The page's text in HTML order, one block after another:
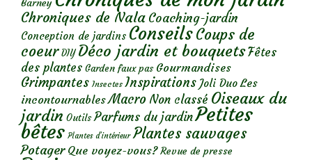
Barney
Chroniques de Nala Coaching-jardin
Conception de jardins ConseilsCoups de
coeur DIY Déco jardin et bouquetsFêtes
des plantes Garden faux pas Gourmandises
Grimpantes Insectes Inspirations Joli Duo Les
incontournables Macro Non classé Oiseaux du
jardin Outils Parfums du jardinPetites
bêtes Plantes d’intérieur Plantes sauvages
Potager Que voyez-vous? Revue de presse